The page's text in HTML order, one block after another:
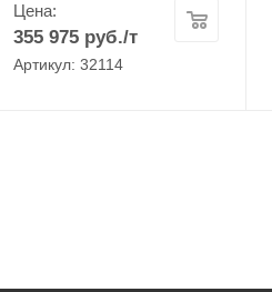
Цена:
355 975руб./т
Артикул: 32114